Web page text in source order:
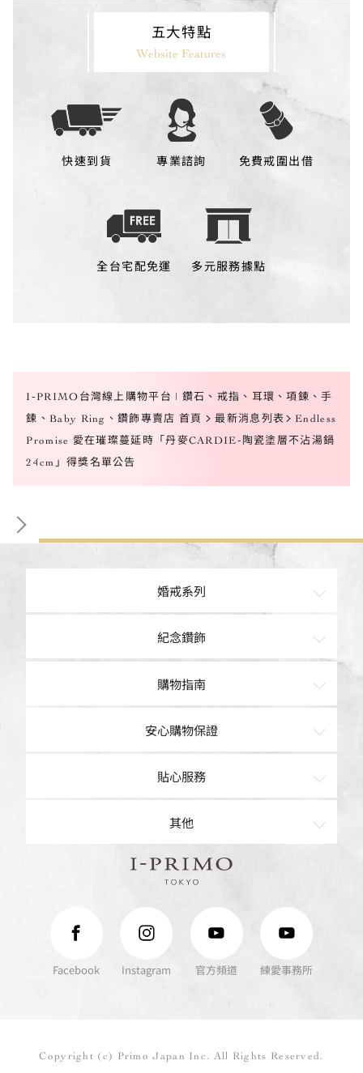
五大特點
Website Features
快速到貨 專業諮詢 免費戒圍出借
全台宅配免運 多元服務據點
I-PRIMO台灣線上購物平台 | 鑽石、戒指、耳環、項鍊、手
鍊、Baby Ring、鑽飾專賣店 首頁
最新消息列表
Endless
Promise 愛在璀璨蔓延時「丹麥CARDIE-陶瓷塗層不沾湯鍋
24cm」得獎名單公告
婚戒系列
訂婚鑽戒
結婚對戒
紀念鑽飾
戒指
手鍊
針式耳環
夾式耳環
Baby Ring
精選贈禮推薦
購物指南
購物車
客製/售後服務
最新消息
常見問題
安心購物保證
品質保證
戒圍圈出借
貼心服務
聯絡我們
預約來店
訂單查詢
其他
I-PRIMO Official Website
Privacy
Facebook Instagram 官方頻道 練愛事務所
Copyright (c) Primo Japan Inc. All Rights Reserved.